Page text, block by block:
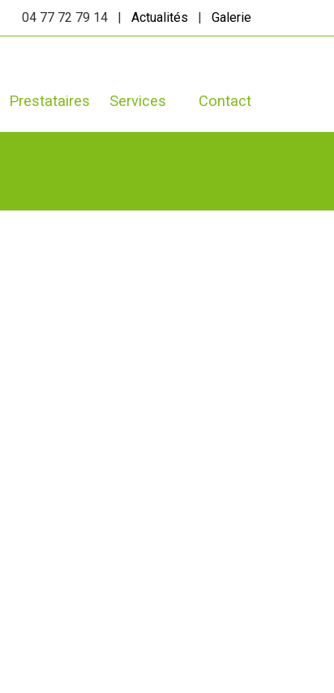
04 77 72 79 14 | Actualités | Galerie
Prestataires Services Contact